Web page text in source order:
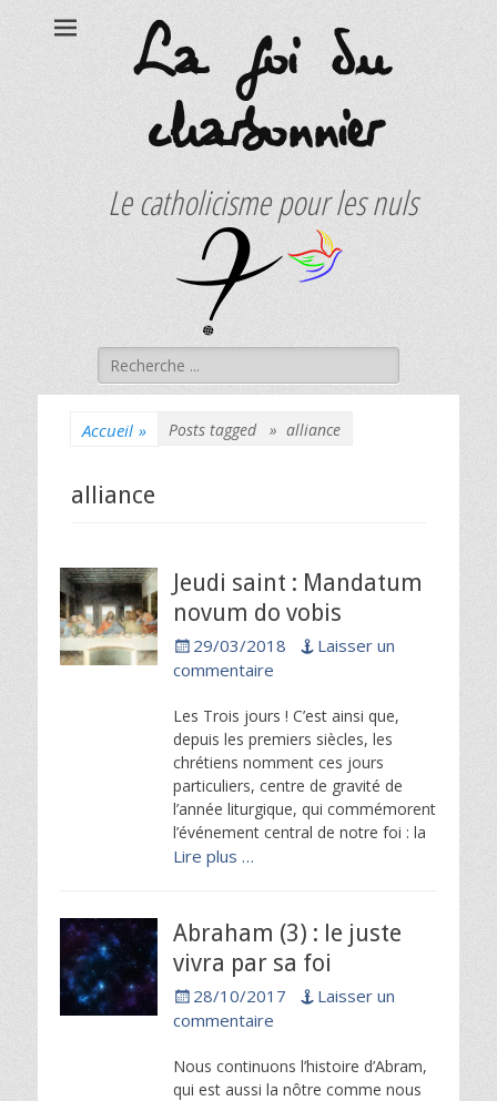
La foi du
charbonnier
Le catholicisme pour les nuls
Rechercher :
Accueil » Posts tagged » alliance
alliance
Jeudi saint : Mandatum
novum do vobis
Posted29/03/2018
Laisser un
commentaire
Les Trois jours ! C’est ainsi que,
depuis les premiers siècles, les
chrétiens nomment ces jours
particuliers, centre de gravité de
l’année liturgique, qui commémorent
l’événement central de notre foi : la
Lire plus …
Abraham (3) : le juste
vivra par sa foi
Posted28/10/2017
Laisser un
commentaire
Nous continuons l’histoire d’Abram,
qui est aussi la nôtre comme nous